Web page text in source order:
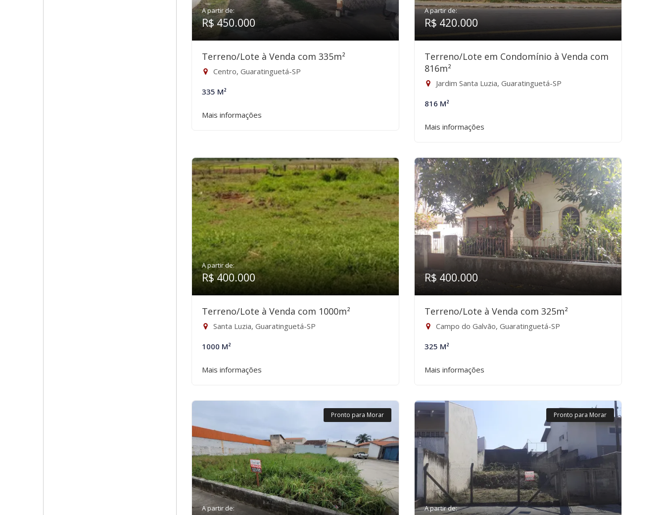
A partir de:
R$ 450.000
Terreno/Lote à Venda com 335m²
Centro, Guaratinguetá-SP
335 M²
Mais informações
A partir de:
R$ 420.000
Terreno/Lote em Condomínio à Venda com
816m²
Jardim Santa Luzia, Guaratinguetá-SP
816 M²
Mais informações
A partir de:
R$ 400.000
Terreno/Lote à Venda com 1000m²
Santa Luzia, Guaratinguetá-SP
1000 M²
Mais informações
R$ 400.000
Terreno/Lote à Venda com 325m²
Campo do Galvão, Guaratinguetá-SP
325 M²
Mais informações
Pronto para Morar
A partir de:
Pronto para Morar
A partir de: